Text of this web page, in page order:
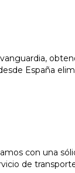
España
con una
de